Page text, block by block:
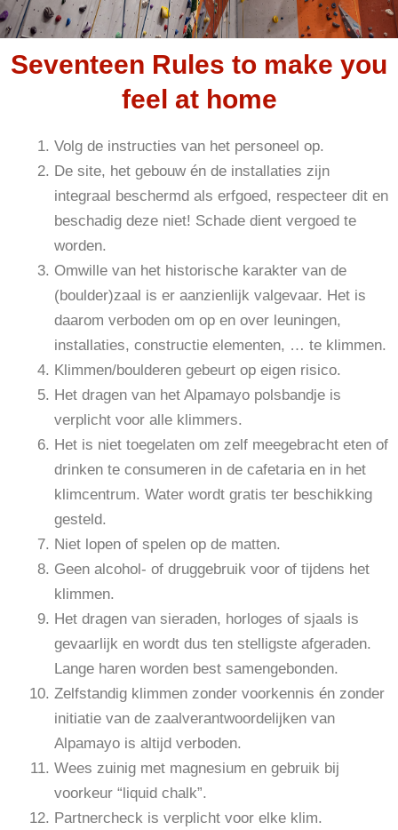
Seventeen Rules to make you
feel at home
Volg de instructies van het personeel op.
De site, het gebouw én de installaties zijn
integraal beschermd als erfgoed, respecteer dit en
beschadig deze niet! Schade dient vergoed te
worden.
Omwille van het historische karakter van de
(boulder)zaal is er aanzienlijk valgevaar. Het is
daarom verboden om op en over leuningen,
installaties, constructie elementen, … te klimmen.
Klimmen/boulderen gebeurt op eigen risico.
Het dragen van het Alpamayo polsbandje is
verplicht voor alle klimmers.
Het is niet toegelaten om zelf meegebracht eten of
drinken te consumeren in de cafetaria en in het
klimcentrum. Water wordt gratis ter beschikking
gesteld.
Niet lopen of spelen op de matten.
Geen alcohol- of druggebruik voor of tijdens het
klimmen.
Het dragen van sieraden, horloges of sjaals is
gevaarlijk en wordt dus ten stelligste afgeraden.
Lange haren worden best samengebonden.
Zelfstandig klimmen zonder voorkennis én zonder
initiatie van de zaalverantwoordelijken van
Alpamayo is altijd verboden.
Wees zuinig met magnesium en gebruik bij
voorkeur “liquid chalk”.
Partnercheck is verplicht voor elke klim.